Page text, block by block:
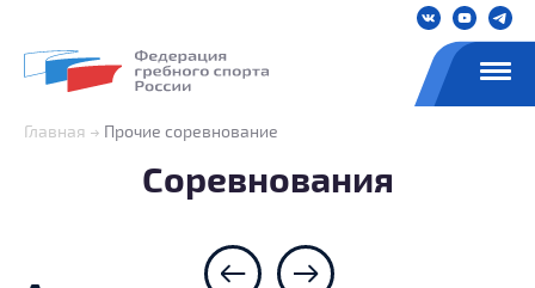
Главная Прочие соревнование
Соревнования